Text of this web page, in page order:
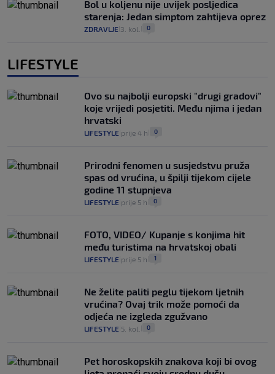
Bol u koljenu nije uvijek posljedica
starenja: Jedan simptom zahtijeva oprez
ZDRAVLJE 3. kol. 0
LIFESTYLE
Ovo su najbolji europski "drugi gradovi"
koje vrijedi posjetiti. Među njima i jedan
hrvatski
LIFESTYLE prije 4 h 0
Prirodni fenomen u susjedstvu pruža
spas od vrućina, u špilji tijekom cijele
godine 11 stupnjeva
LIFESTYLE prije 5 h 0
FOTO, VIDEO/ Kupanje s konjima hit
među turistima na hrvatskoj obali
LIFESTYLE prije 5 h 1
Ne želite paliti peglu tijekom ljetnih
vrućina? Ovaj trik može pomoći da
odjeća ne izgleda zgužvano
LIFESTYLE 5. kol. 0
Pet horoskopskih znakova koji bi ovog